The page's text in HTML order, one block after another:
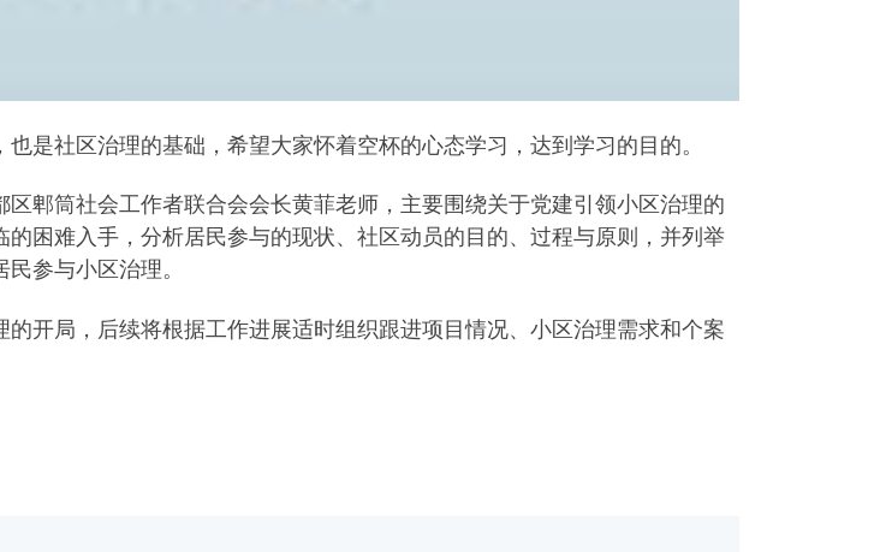
是社区治理的基础，希望大家怀着空杯的心态学习，达到学习的目的。
郫筒社会工作者联合会会长黄菲老师，主要围绕关于党建引领小区治理的
困难入手，分析居民参与的现状、社区动员的目的、过程与原则，并列举
参与小区治理。
开局，后续将根据工作进展适时组织跟进项目情况、小区治理需求和个案